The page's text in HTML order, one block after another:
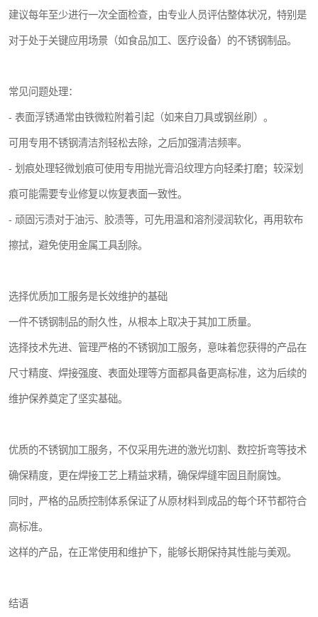
建议每年至少进行一次全面检查，由专业人员评估整体状况，特别是
对于处于关键应用场景（如食品加工、医疗设备）的不锈钢制品。
常见问题处理：
- 表面浮锈通常由铁微粒附着引起（如来自刀具或钢丝刷）。
可用专用不锈钢清洁剂轻松去除，之后加强清洁频率。
- 划痕处理轻微划痕可使用专用抛光膏沿纹理方向轻柔打磨；较深划
痕可能需要专业修复以恢复表面一致性。
- 顽固污渍对于油污、胶渍等，可先用温和溶剂浸润软化，再用软布
擦拭，避免使用金属工具刮除。
选择优质加工服务是长效维护的基础
一件不锈钢制品的耐久性，从根本上取决于其加工质量。
选择技术先进、管理严格的不锈钢加工服务，意味着您获得的产品在
尺寸精度、焊接强度、表面处理等方面都具备更高标准，这为后续的
维护保养奠定了坚实基础。
优质的不锈钢加工服务，不仅采用先进的激光切割、数控折弯等技术
确保精度，更在焊接工艺上精益求精，确保焊缝牢固且耐腐蚀。
同时，严格的品质控制体系保证了从原材料到成品的每个环节都符合
高标准。
这样的产品，在正常使用和维护下，能够长期保持其性能与美观。
结语